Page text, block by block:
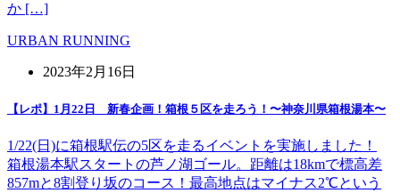
か […]
URBAN RUNNING
2023年2月16日
【レポ】1月22日 新春企画！箱根５区を走ろう！〜神奈川県箱根湯本〜
1/22(日)に箱根駅伝の5区を走るイベントを実施しました！
箱根湯本駅スタートの芦ノ湖ゴール。距離は18kmで標高差
857mと8割登り坂のコース！最高地点はマイナス2℃という